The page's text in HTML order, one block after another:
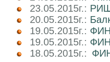
23.05.2015г.: РИШ
20.05.2015г.:
19.05.2015г.:
19.05.2015г.:
18.05.2015г.: